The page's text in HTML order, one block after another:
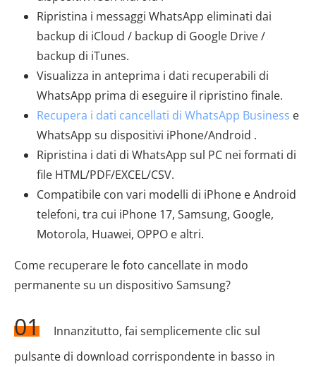
Ripristina i messaggi WhatsApp eliminati dai
backup di iCloud / backup di Google Drive /
backup di iTunes.
Visualizza in anteprima i dati recuperabili di
WhatsApp prima di eseguire il ripristino finale.
Recupera i dati cancellati di WhatsApp Business e
WhatsApp su dispositivi iPhone/Android .
Ripristina i dati di WhatsApp sul PC nei formati di
file HTML/PDF/EXCEL/CSV.
Compatibile con vari modelli di iPhone e Android
telefoni, tra cui iPhone 17, Samsung, Google,
Motorola, Huawei, OPPO e altri.
Come recuperare le foto cancellate in modo
permanente su un dispositivo Samsung?
01
Innanzitutto, fai semplicemente clic sul
pulsante di download corrispondente in basso in